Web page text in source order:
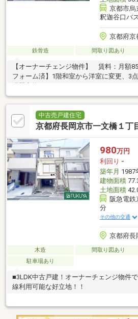
京都市烏
釈迦谷口バ
京都府京
鉄骨造 間取り図あり
【オーナーチェンジ物件】 賃料：月額
フォーム済】1階和室から洋室に変更、3
中古売戸建住宅
京都府長岡京市一文橋１丁
980万円
利回り -
築年月 1987
建物面積
土地面積
阪急電鉄
分
その他の交通
京都府長
木造 間取り図あり
駐車場あり
■3LDK中古戸建！オーナーチェンジ物件
線利用可能な好立地！！